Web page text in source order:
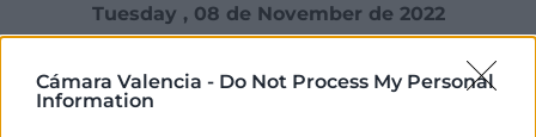
Cámara Valencia - Do Not Process My Personal
Information
Tuesday , 08 de November de 2022